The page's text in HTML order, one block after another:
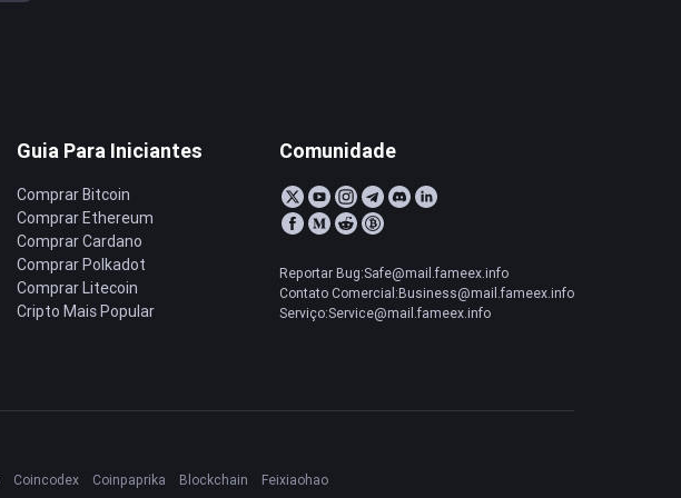
Guia Para Iniciantes
Comprar Bitcoin
Comprar Ethereum
Comprar Cardano
Comprar Polkadot
Comprar Litecoin
Cripto Mais Popular
Comunidade
Reportar Bug:Safe@mail.fameex.info
Contato Comercial:Business@mail.fameex.info
Serviço:Service@mail.fameex.info
Coincodex Coinpaprika Blockchain
Feixiaohao